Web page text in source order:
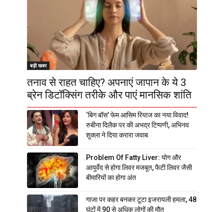
बड़ी खबर
तनाव से राहत चाहिए? अपनाएं जापान के ये 3
ब्रेन डिटॉक्सिंग तरीके और पाएं मानसिक शांति
‘बिग बॉस’ फेम आसिम रियाज का नया विवाद!
रुबीना दिलैक पर की अभद्र टिप्पणी, अभिनव
शुक्ला ने दिया करारा जवाब
Problem Of Fatty Liver: योग और
आयुर्वेद से होगा लिवर मजबूत, फैटी लिवर जैसी
बीमारियों का होगा अंत
गाजा पर कहर बनकर टूटा इजरायली हमला, 48
घंटों में 90 से अधिक लोगों की मौत